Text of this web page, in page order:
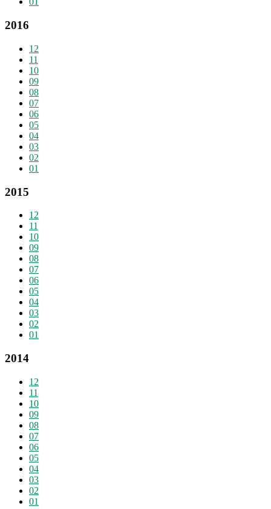
2016
12
11
10
09
08
07
06
05
04
03
02
01
2015
12
11
10
09
08
07
06
05
04
03
02
01
2014
12
11
10
09
08
07
06
05
04
03
02
01